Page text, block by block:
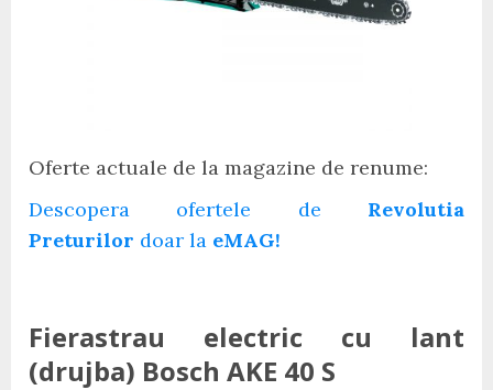
Oferte actuale de la magazine de renume:
Descopera ofertele de Revolutia
Preturilor doar la eMAG!
Fierastrau electric cu lant
(drujba) Bosch AKE 40 S